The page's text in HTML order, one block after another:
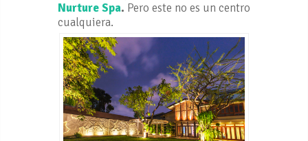
Nurture Spa. Pero este no es un centro
cualquiera.